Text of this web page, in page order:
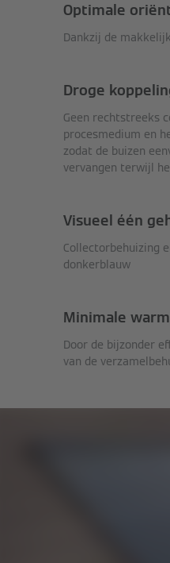
Optimale
Dankzij de
Droge
Geen rechtstreeks
procesmedium en
zodat de buizen
vervangen terwijl
Visueel één
Collectorbehuizing
donkerblauw
Minimale
Door de bijzonder
van de